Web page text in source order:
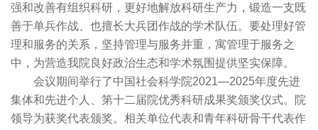
强和改善有组织科研，更好地解放科研生产力，锻造一支既
善于单兵作战、也擅长大兵团作战的学术队伍。要处理好管
理和服务的关系，坚持管理与服务并重，寓管理于服务之
中，为营造我院良好政治生态和学术氛围提供坚实保障。
会议期间举行了中国社会科学院2021—2025年度先进
集体和先进个人、第十二届院优秀科研成果奖颁奖仪式。院
领导为获奖代表颁奖。相关单位代表和青年科研骨干代表作